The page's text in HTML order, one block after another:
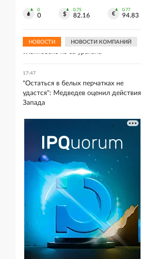
0
0
0.75
82.16
0.77
94.83
НОВОСТИ НОВОСТИ КОМПАНИЙ
пациент умер
Фестиваль "Наше время" отменили в
Ульяновске из-за урагана
17:47
"Остаться в белых перчатках не
удастся": Медведев оценил действия
Запада